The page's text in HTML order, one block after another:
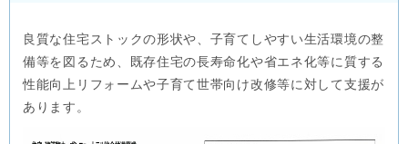
良質な住宅ストックの形状や、子育てしやすい生活環境の整
備等を図るため、既存住宅の長寿命化や省エネ化等に質する
性能向上リフォームや子育て世帯向け改修等に対して支援が
あります。